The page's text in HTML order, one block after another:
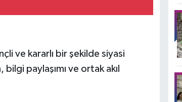
ve kararlı bir şekilde siyasi
paylaşımı ve ortak akıl